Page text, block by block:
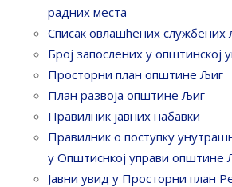
радних места
Списак овлашћених службених
Број запослених у oпштинској
Просторни план општине Љиг
План развоја општине Љиг
Правилник јавних набавки
Правилник о поступку
у Општиснкој управи општине
Јавни увид у Просторни план